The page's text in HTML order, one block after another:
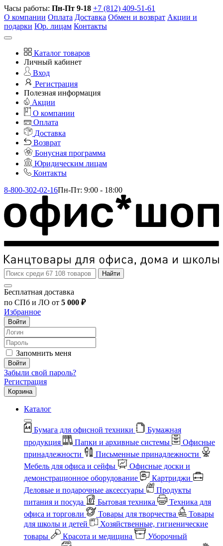
Часы работы: Пн-Пт 9-18 +7 (812) 409-51-61
О компании Оплата Доставка Обмен и возврат Акции и
подарки Юр. лицам Контакты
Каталог товаров
Личный кабинет
Вход
Регистрация
Полезная информация
Акции
О компании
Оплата
Доставка
Возврат
Бонусная программа
Юридическим лицам
Контакты
8-800-302-02-16Пн-Пт: 9:00 - 18:00
Найти
Бесплатная доставка
по СПб и ЛО от 5 000 ₽
Избранное
Войти
Запомнить меня
Войти
Забыли свой пароль?
Регистрация
Корзина
Каталог
Бумага для офисной техники
Бумажная
продукция
Папки и архивные системы
Офисные
принадлежности
Письменные принадлежности
Мебель для офиса и сейфы
Офисные доски и
демонстрационное оборудование
Картриджи
Деловые и подарочные аксессуары
Продукты
питания и посуда
Бытовая техника
Техника для
офиса и торговли
Товары для творчества
Товары
для школы и детей
Хозяйственные, гигиенические
товары
Красота и медицина
Уборочный